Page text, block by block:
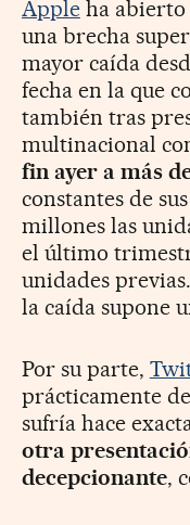
Appleha abierto
una brecha
mayor caída
fecha en la que
también tras
multinacional
fin ayer a más
constantes de
millones las
el último
unidades
la caída supone
Por su parte,
prácticamente
sufría hace
otra
decepcionante,